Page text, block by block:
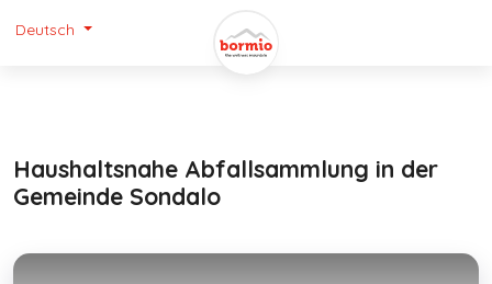
Deutsch
Haushaltsnahe Abfallsammlung in der
Gemeinde Sondalo